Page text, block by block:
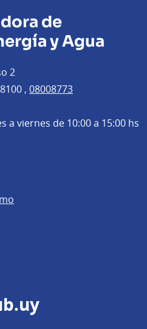
de
y Agua
2
, 08008773
a viernes de 10:00 a 15:00 hs